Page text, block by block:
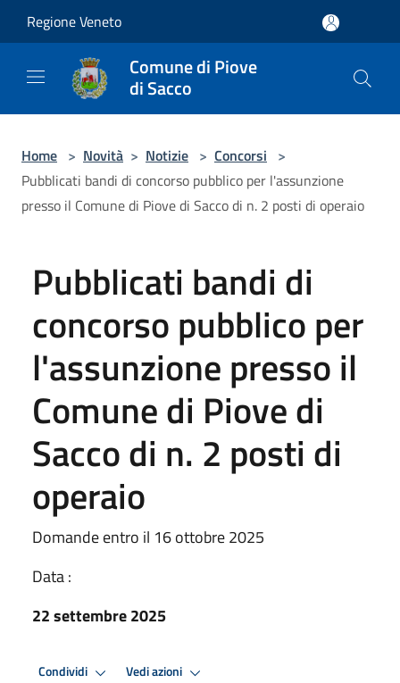
Regione Veneto
Comune di Piove
di Sacco
Home > Novità > Notizie > Concorsi >
Pubblicati bandi di concorso pubblico per l'assunzione
presso il Comune di Piove di Sacco di n. 2 posti di operaio
Pubblicati bandi di
concorso pubblico per
l'assunzione presso il
Comune di Piove di
Sacco di n. 2 posti di
operaio
Domande entro il 16 ottobre 2025
Data :
22 settembre 2025
Condividi Vedi azioni